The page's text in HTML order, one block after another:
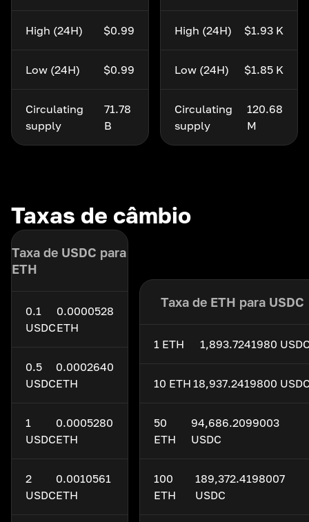
High (24H) $0.99
Low (24H) $0.99
Circulating
supply
71.78
B
High (24H) $1.93 K
Low (24H) $1.85 K
Circulating
supply
120.68
M
Taxas de câmbio
Taxa de USDC para
ETH
0.1
USDC
0.0000528
ETH
0.5
USDC
0.0002640
ETH
1
USDC
0.0005280
ETH
2
USDC
0.0010561
ETH
Taxa de ETH para USDC
1 ETH 1,893.7241980
10 ETH 18,937.2419800
50
ETH
94,686.2099003
USDC
100
ETH
189,372.4198007
USDC